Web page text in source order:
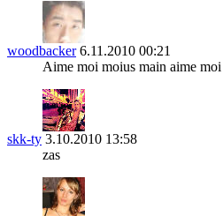
woodbacker 6.11.2010 00:21
Aime moi moius main aime
skk-ty 3.10.2010 13:58
zas